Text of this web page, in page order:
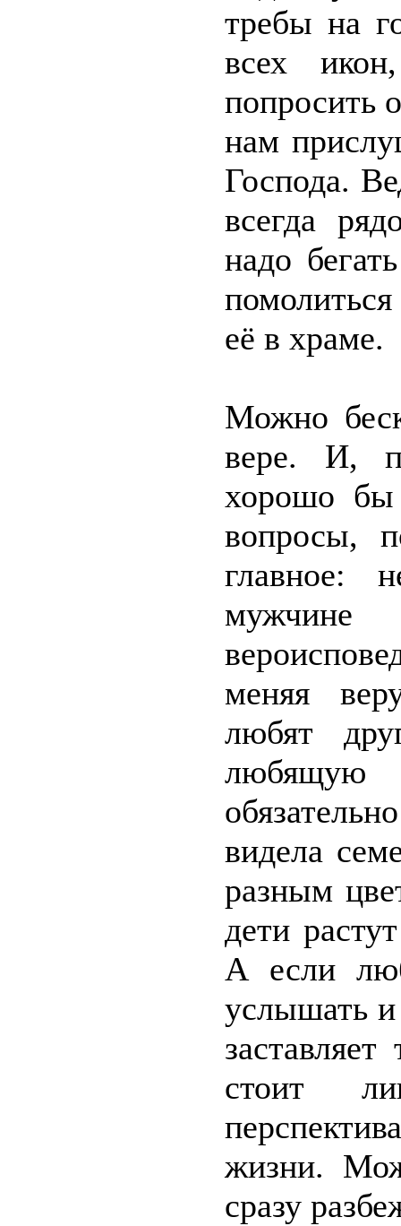
требы на
всех
попросить
нам
Господа.
всегда
надо
её в храме.
Можно
вере. И,
хорошо бы
вопросы,
главное:
меняя
любят
видела
разным
дети
А если
услышать и
стоит
жизни.
сразу